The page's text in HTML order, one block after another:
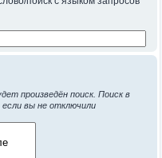
произведён поиск. Поиск в
вы не отключили